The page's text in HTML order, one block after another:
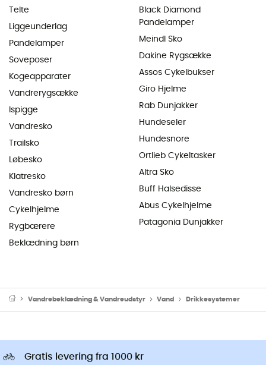
Telte
Liggeunderlag
Pandelamper
Soveposer
Kogeapparater
Vandrerygsække
Ispigge
Vandresko
Trailsko
Løbesko
Klatresko
Vandresko børn
Cykelhjelme
Rygbærere
Beklædning børn
Black Diamond
Pandelamper
Meindl Sko
Dakine Rygsække
Assos Cykelbukser
Giro Hjelme
Rab Dunjakker
Hundeseler
Hundesnore
Ortlieb Cykeltasker
Altra Sko
Buff Halsedisse
Abus Cykelhjelme
Patagonia Dunjakker
Vandrebeklædning & Vandreudstyr Vand Drikkesystemer
Gratis levering fra 1000 kr